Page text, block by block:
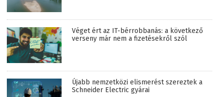
Véget ért az IT-bérrobbanás: a következő
verseny már nem a fizetésekről szól
Újabb nemzetközi elismerést szereztek a
Schneider Electric gyárai